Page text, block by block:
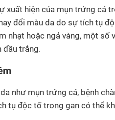
xuất hiện của mụn trứng cá
đổi màu da do sự tích tụ
nhạt hoặc ngả vàng, một số
đầu trắng.
như mụn trứng cá, bệnh
tụ độc tố trong gan có thể